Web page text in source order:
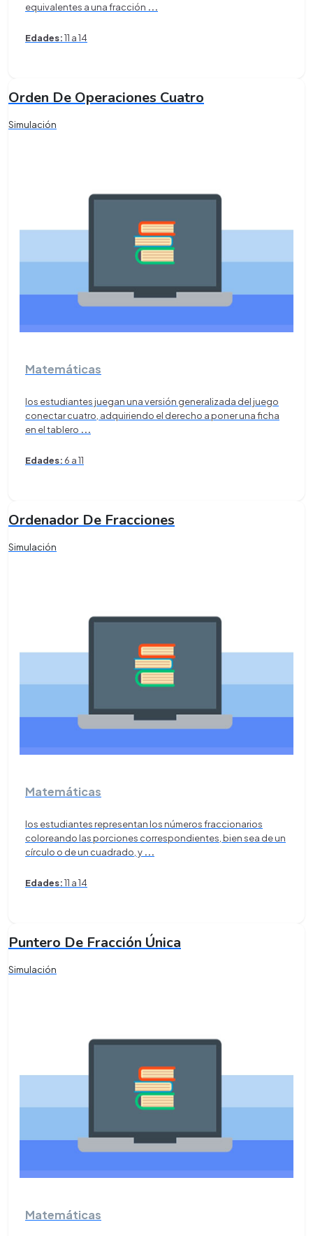
equivalentes a una fracción ...
Edades:11 a 14
Orden De Operaciones Cuatro
Simulación
Matemáticas
los estudiantes juegan una versión generalizada del juego
conectar cuatro, adquiriendo el derecho a poner una ficha
en el tablero ...
Edades: 6 a 11
Ordenador De Fracciones
Simulación
Matemáticas
los estudiantes representan los números fraccionarios
coloreando las porciones correspondientes, bien sea de un
círculo o de un cuadrado, y ...
Edades:11 a 14
Puntero De Fracción Única
Simulación
Matemáticas